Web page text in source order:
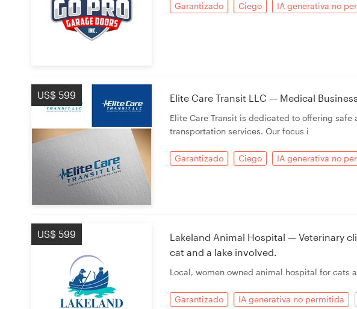
Garantizado Ciego IA generativa no
US$ 599 Elite Care Transit LLC — Medical
Elite Care Transit is dedicated to offering
transportation services. Our focus i
Garantizado Ciego IA generativa no
US$ 599
Lakeland Animal Hospital — Veterinary
cat and a lake involved.
Local, women owned animal hospital for cats
Garantizado IA generativa no permitida